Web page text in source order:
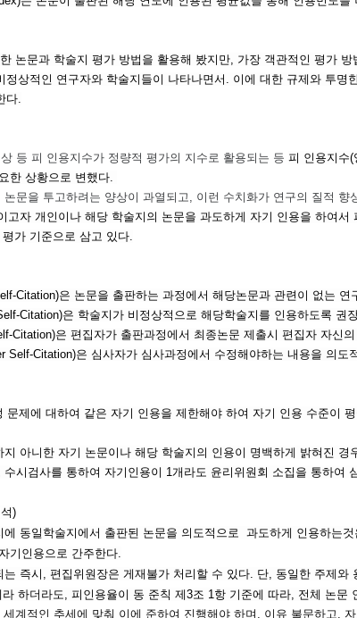
논문과 학술지 평가 방법을 활용해 봤지만, 가장 객관적인 평가
정상적인 연구자와 학술지들이 나타나면서. 이에 대한 규제와 투
다.
상 등 피 인용지수가 정량적 평가의 지수로 활용되는 등 피 인용지수
한 상황으로 변했다.
문을 투고하려는 양상이 과열되고, 이런 수치화가 연구의 질적 향
고자 개인이나 해당 학술지의 논문을 과도하게 자기 인용을 하여
가 기준으로 삼고 있다.
Citation)은 논문을 출판하는 과정에서 해당논문과 관련이 없는
Citation)은 학술지가 비정상적으로 해당학술지를 인용하도록 권
Citation)은 편집자가 출판과정에서 최종논문 제출시 편집자 자신
Self-Citation)은 심사자가 심사과정에서 수정해야하는 내용을 의도
문제에 대하여 같은 자기 인용을 제한해야 하여 자기 인용 수준이
지 아니한 자기 논문이나 해당 학술지의 인용이 명백하게 밝혀진 경
시검사를 통하여 자기인용이 1개라도 윤리위원회 소집을 통하여
)
동일학술지에서 출판된 논문을 의도적으로 과도하게 인용하는
기인용으로 간주한다.
즉시, 편집위원장은 게재불가 처리할 수 있다. 단, 동일한 주제
하더라도, 피인용율이 동 준칙 제3조 1항 기준에 따라, 전체 논문
계적인 추세에 맞춰 이에 준하여 진행해야 하며, 이유 불문하고,